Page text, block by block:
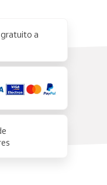
gratuito a